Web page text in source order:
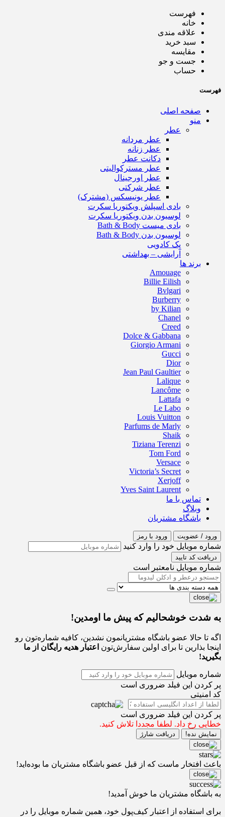
فهرست
خانه
علاقه مندی
سبد خرید
مقایسه
جست و جو
حساب
فهرست
صفحه اصلی
منو
عطر
عطر مردانه
عطر زنانه
دکانت عطر
عطر مسترکوالیتی
عطر اورجینال
عطر شرکتی
عطر یونیسکس (مشترک)
بادی اسپلش ویکتوریا سکرت
لوسیون بدن ویکتوریا سکرت
بادی میست Bath & Body
لوسیون بدن Bath & Body
پک کادویی
آرایشی – بهداشتی
برند ها
Amouage
Billie Eilish
Bvlgari
Burberry
by Kilian
Chanel
Creed
Dolce & Gabbana
Giorgio Armani
Gucci
Dior
Jean Paul Gaultier
Lalique
Lancôme
Lattafa
Le Labo
Louis Vuitton
Parfums de Marly
Shaik
Tiziana Terenzi
Tom Ford
Versace
Victoria’s Secret
Xerjoff
Yves Saint Laurent
تماس با ما
وبلاگ
باشگاه مشتریان
ورود / عضویت ورود با رمز
شماره موبایل خود را وارد کنید
دریافت کد تایید
شماره موبایل نامعتبر است
به شدت خوشحالیم که پیش ما اومدین!
اگه تا حالا عضو باشگاه مشتریانمون نشدین، کافیه شماره‌تون رو
اینجا بذارین تا برای اولین سفارش‌تون اعتبار هدیه رایگان از ما
بگیرید!
شماره موبایل
پر کردن این فیلد ضروری است
کد امنیتی
پر کردن این فیلد ضروری است
خطایی رخ داد. لطفا مجددا تلاش کنید.
نمایش نده! دریافت شارژ
باعث افتخار ماست که از قبل عضو باشگاه مشتریان ما بوده‌اید!
به باشگاه مشتریان ما خوش آمدید!
برای استفاده از اعتبار کیف‌پول خود، همین شماره موبایل را در